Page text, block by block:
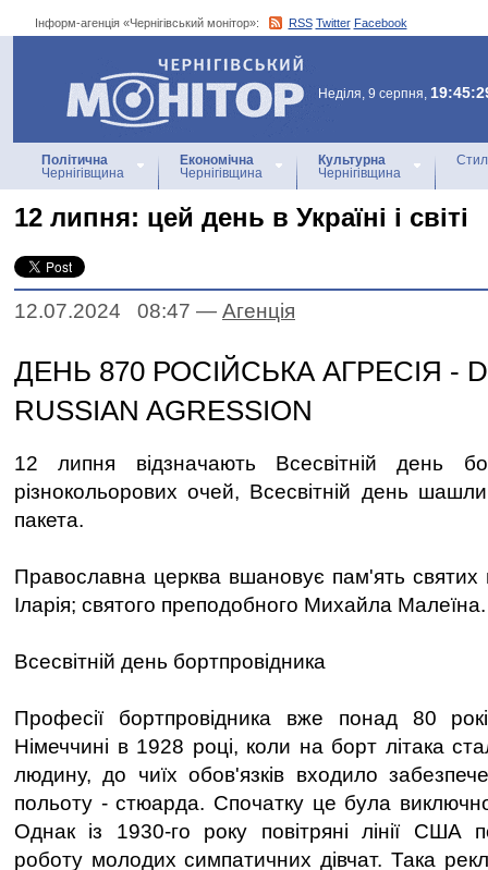
Інформ-агенція «Чернігівський монітор»: RSS Twitter Facebook
Інформ-агенція
«Чернігівський монітор»
Неділя, 9 серпня,
Політична
Чернігівщина
Економічна
Чернігівщина
Культурна
Чернігівщина
12 липня: цей день в Україні і світі
12.07.2024 08:47 — Агенцiя
ДЕНЬ 870 РОСІЙСЬКА АГРЕСІЯ -
RUSSIAN AGRESSION
12 липня відзначають Всесвітній день
різнокольорових очей, Всесвітній день
пакета.
Православна церква вшановує пам'ять святих
Іларія; святого преподобного Михайла Малеїна.
Всесвітній день бортпровідника
Професії бортпровідника вже понад 80
Німеччині в 1928 році, коли на борт літака
людину, до чиїх обов'язків входило
польоту - стюарда. Спочатку це була
Однак із 1930-го року повітряні лінії США
роботу молодих симпатичних дівчат. Така